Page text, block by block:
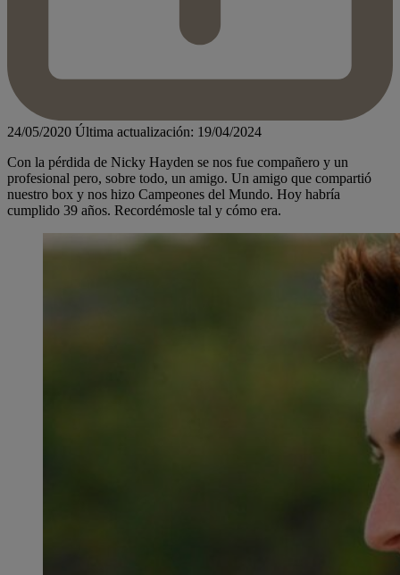
24/05/2020 Última actualización: 19/04/2024
Con la pérdida de Nicky Hayden se nos fue compañero y un
profesional pero, sobre todo, un amigo. Un amigo que compartió
nuestro box y nos hizo Campeones del Mundo. Hoy habría
cumplido 39 años. Recordémosle tal y cómo era.